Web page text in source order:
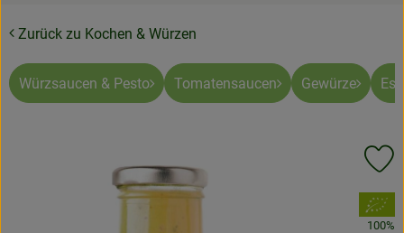
Ökokisten
Bio-Kochboxen
Zurück zu Kochen & Würzen
Würzsaucen & Pesto Tomatensaucen Gewürze
, Verband:
100%